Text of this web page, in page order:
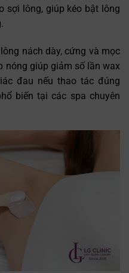
sợi lông, giúp kéo bật lông
nách dày, cứng và mọc
nóng giúp giảm số lần wax
đau nếu thao tác đúng
biến tại các spa chuyên